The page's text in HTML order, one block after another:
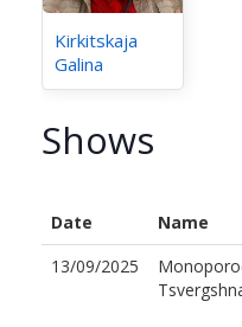
Kirkitskaja
Galina
Shows
Date Name
13/09/2025